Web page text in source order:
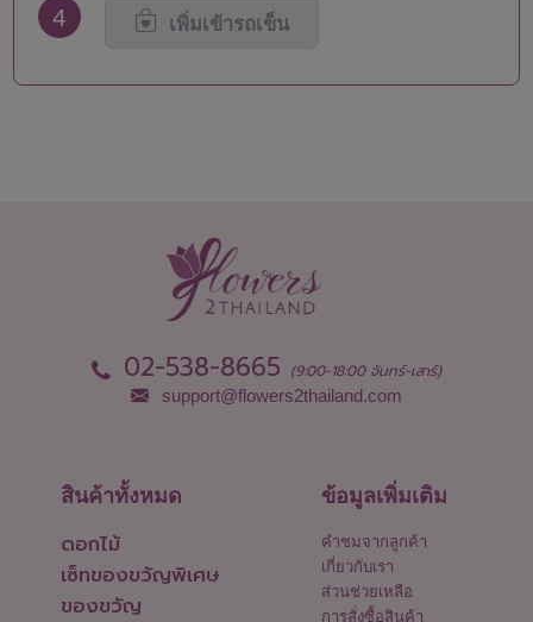
4 เพิ่มเข้ารถเข็น
02-538-8665 (9:00-18:00 จันทร์-เสาร์)
support@flowers2thailand.com
สินค้าทั้งหมด
ดอกไม้
เซ็ทของขวัญพิเศษ
ของขวัญ
ข้อมูลเพิ่มเติม
คำชมจากลูกค้า
เกี่ยวกับเรา
ส่วนช่วยเหลือ
การสั่งซื้อสินค้า